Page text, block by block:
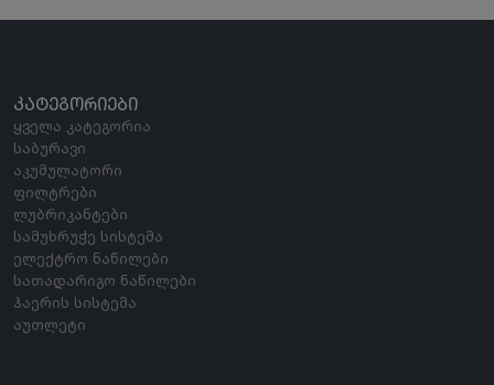
ᲙᲐᲢᲔᲒᲝᲠᲘᲔᲑᲘ
ყველა კატეგორია
საბურავი
აკუმულატორი
ფილტრები
ლუბრიკანტები
სამუხრუჭე სისტემა
ელექტრო ნაწილები
სათადარიგო ნაწილები
ჰაერის სისტემა
აუთლეტი